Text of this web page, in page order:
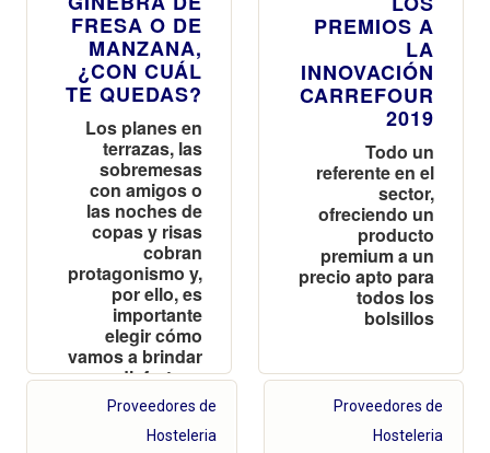
FRESA O DE
MANZANA,
¿CON CUÁL
TE QUEDAS?
Los planes en
terrazas, las
sobremesas
con amigos o
las noches de
copas y risas
cobran
protagonismo y,
por ello, es
importante
elegir cómo
vamos a brindar
para disfrutar y
celebrar de
esos momentos
tan especiales
PREMIOS A
LA
INNOVACIÓN
CARREFOUR
2019
Todo un
referente en el
sector,
ofreciendo un
producto
premium a un
precio apto para
todos los
bolsillos
Proveedores de
Hosteleria
Proveedores de
Hosteleria